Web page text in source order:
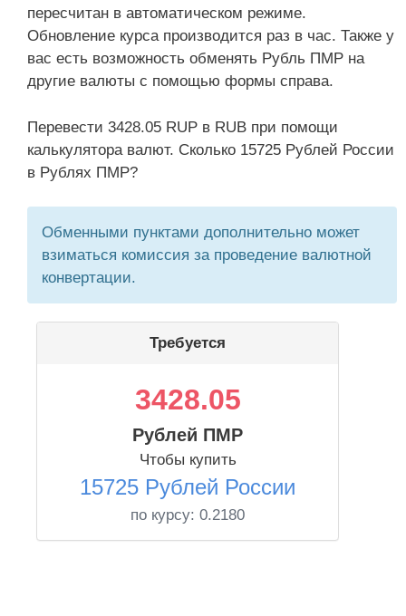
пересчитан в автоматическом режиме.
Обновление курса производится раз в час. Также у
вас есть возможность обменять Рубль ПМР на
другие валюты с помощью формы справа.
Перевести 3428.05 RUP в RUB при помощи
калькулятора валют. Сколько 15725 Рублей России
в Рублях ПМР?
Обменными пунктами дополнительно может
взиматься комиссия за проведение валютной
конвертации.
Требуется
3428.05
Рублей ПМР
Чтобы купить
15725 Рублей России
по курсу: 0.2180